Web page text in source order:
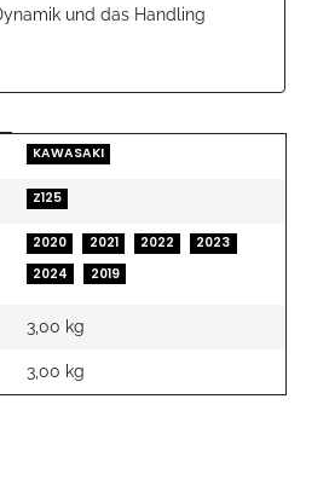
und das Handling
KAWASAKI
Z125
2020 2021 2022
2023
2024
2019
3,00 kg
3,00 kg